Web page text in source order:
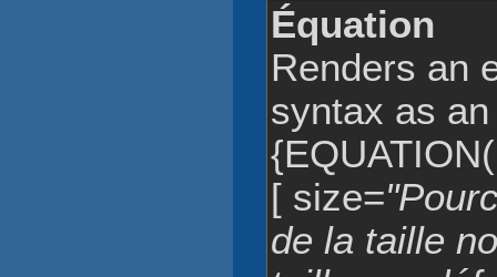
Équation
Renders an
syntax as
{EQUATION(
[ size=
de la taille